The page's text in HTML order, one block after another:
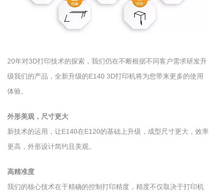
20年对3D打印技术的探索，我们仍在不断根据不同客户需求研发升
级我们的产品，全新升级的E140 3D打印机将为您带来更多的使用
体验。
外形美观，尺寸更大
新技术的运用，让E140在E120的基础上升级，成型尺寸更大，效率
更高，外形设计简约且美观。
高精准度
我们的核心技术在于精确的控制打印精度，精度不仅取决于打印机